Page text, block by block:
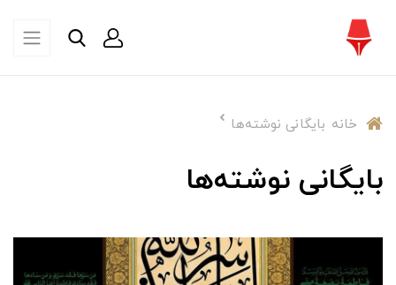
خانه بایگانی نوشته‌ها
بایگانی نوشته‌ها